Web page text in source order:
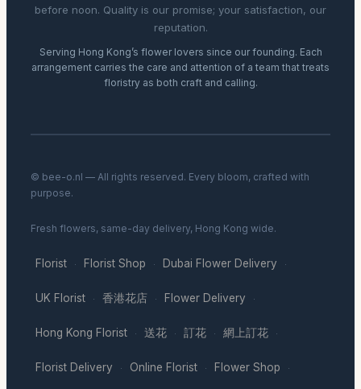
before noon. Quality is our promise; your satisfaction, our
reputation.
Serving Hong Kong’s flower lovers since our founding. Each
arrangement carries the care and attention of a team that treats
floristry as both craft and calling.
© bee-o.nl — All rights reserved. Every bloom, crafted with
purpose.
Fresh flowers, same-day delivery, Hong Kong wide.
Florist · Florist Shop · Dubai Flower Delivery ·
UK Florist · 香港花店 · Flower Delivery ·
Hong Kong Florist · 送花 · 訂花 · 網上訂花 ·
Florist Delivery · Online Florist · Flower Shop ·